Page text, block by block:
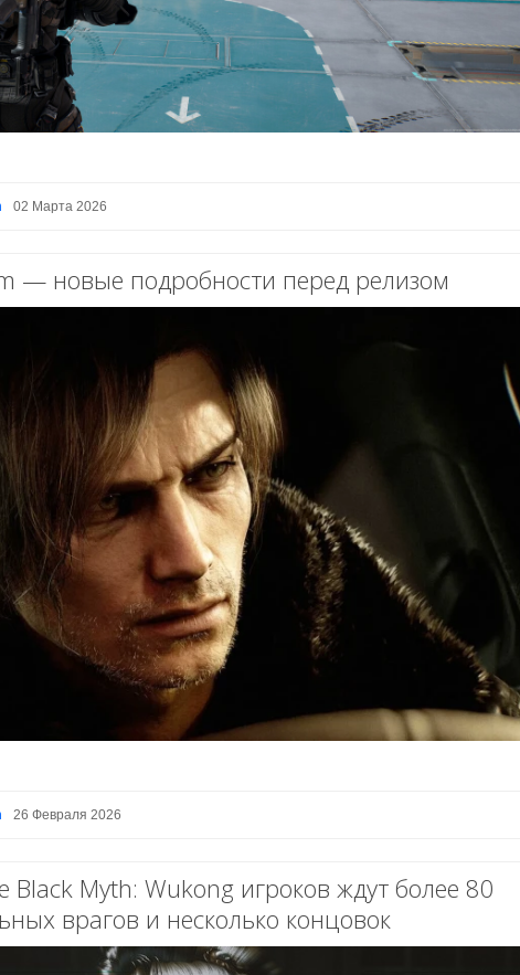
02 Марта 2026
— новые подробности перед релизом
26 Февраля 2026
Black Myth: Wukong игроков ждут более 80
врагов и несколько концовок